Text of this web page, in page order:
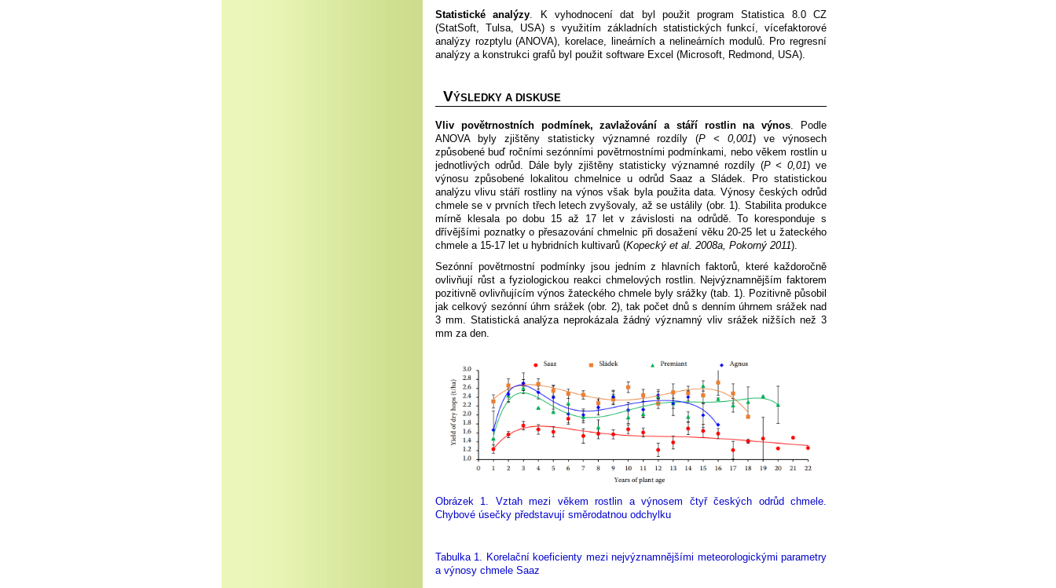
Statistické analýzy . K vyhodnocení dat byl použit program Statistica 8.0 CZ
(StatSoft, Tulsa, USA) s využitím základních statistických funkcí, vícefaktorové
analýzy rozptylu (ANOVA), korelace, lineárních a nelineárních modulů. Pro regresní
analýzy a konstrukci grafů byl použit software Excel (Microsoft, Redmond, USA).
VÝSLEDKY A DISKUSE
Vliv povětrnostních podmínek, zavlažování a stáří rostlin na výnos . Podle
ANOVA byly zjištěny statisticky významné rozdíly (P < 0,001) ve výnosech
způsobené buď ročními sezónními povětrnostními podmínkami, nebo věkem rostlin u
jednotlivých odrůd. Dále byly zjištěny statisticky významné rozdíly (P < 0,01) ve
výnosu způsobené lokalitou chmelnice u odrůd Saaz a Sládek. Pro statistickou
analýzu vlivu stáří rostliny na výnos však byla použita data. Výnosy českých odrůd
chmele se v prvních třech letech zvyšovaly, až se ustálily (obr. 1). Stabilita produkce
mírně klesala po dobu 15 až 17 let v závislosti na odrůdě. To koresponduje s
dřívějšími poznatky o přesazování chmelnic při dosažení věku 20-25 let u žateckého
chmele a 15-17 let u hybridních kultivarů (Kopecký et al. 2008a, Pokorný 2011).
Sezónní povětrnostní podmínky jsou jedním z hlavních faktorů, které každoročně
ovlivňují růst a fyziologickou reakci chmelových rostlin. Nejvýznamnějším faktorem
pozitivně ovlivňujícím výnos žateckého chmele byly srážky (tab. 1). Pozitivně působil
jak celkový sezónní úhrn srážek (obr. 2), tak počet dnů s denním úhrnem srážek nad
3 mm. Statistická analýza neprokázala žádný významný vliv srážek nižších než 3
mm za den.
Obrázek 1. Vztah mezi věkem rostlin a výnosem čtyř českých odrůd chmele.
Chybové úsečky představují směrodatnou odchylku
Tabulka 1. Korelační koeficienty mezi nejvýznamnějšími meteorologickými parametry
a výnosy chmele Saaz